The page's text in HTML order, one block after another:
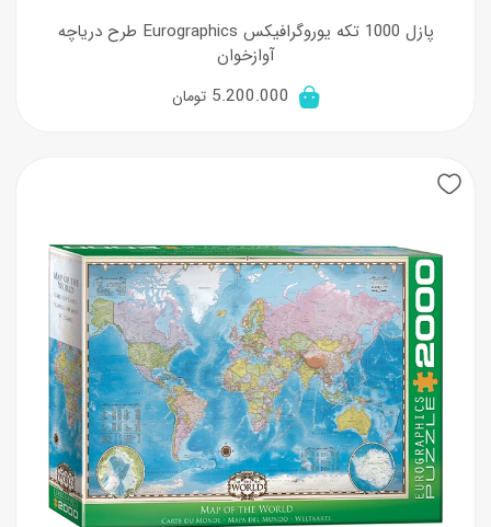
پازل 1000 تکه یوروگرافیکس Eurographics طرح دریاچه
آوازخوان
5.200.000 تومان